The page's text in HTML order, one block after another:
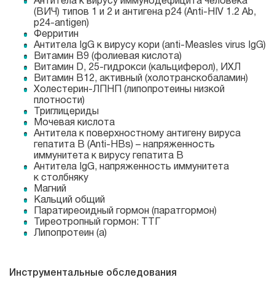
(ВИЧ) типов 1 и 2 и антигена p24 (Anti-HIV 1.2 Ab,
p24-antigen)
Ферритин
Антитела IgG к вирусу кори (anti-Measles virus IgG)
Витамин В9 (фолиевая кислота)
Витамин D, 25-гидрокси (кальциферол), ИХЛ
Витамин В12, активный (холотранскобаламин)
Холестерин-ЛПНП (липопротеины низкой
плотности)
Триглицериды
Мочевая кислота
Антитела к поверхностному антигену вируса
гепатита В (Anti-HBs) – напряженность
иммунитета к вирусу гепатита В
Антитела IgG, напряженность иммунитета
к столбняку
Магний
Кальций общий
Паратиреоидный гормон (паратгормон)
Тиреотропный гормон: ТТГ
Липопротеин (а)
Инструментальные обследования